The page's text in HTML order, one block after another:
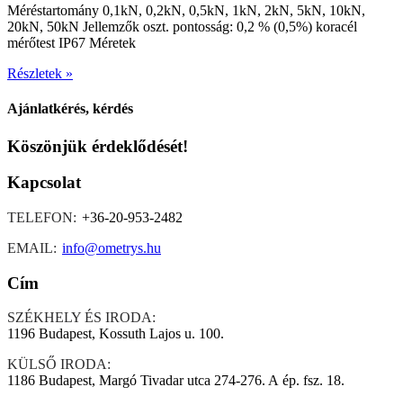
Méréstartomány 0,1kN, 0,2kN, 0,5kN, 1kN, 2kN, 5kN, 10kN,
20kN, 50kN Jellemzők oszt. pontosság: 0,2 % (0,5%) koracél
mérőtest IP67 Méretek
Részletek »
Ajánlatkérés, kérdés
Köszönjük érdeklődését!
Kapcsolat
TELEFON: +36-20-953-2482
EMAIL: info@ometrys.hu
Cím
SZÉKHELY ÉS IRODA:
1196 Budapest, Kossuth Lajos u. 100.
KÜLSŐ IRODA:
1186 Budapest, Margó Tivadar utca 274-276. A ép. fsz. 18.